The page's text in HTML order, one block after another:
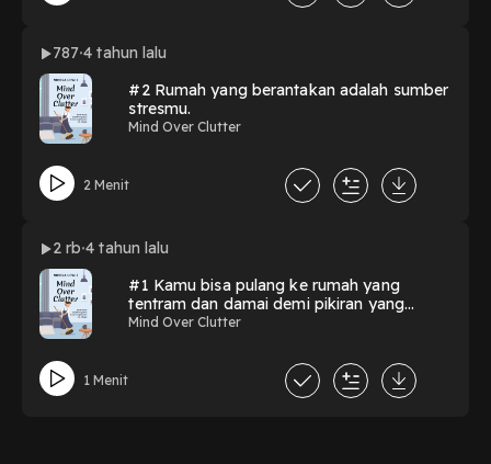
787 4 tahun lalu
#2 Rumah yang berantakan adalah sumber
stresmu.
Mind Over Clutter
2 Menit
2 rb 4 tahun lalu
#1 Kamu bisa pulang ke rumah yang
tentram dan damai demi pikiran yang
bebas stres
Mind Over Clutter
1 Menit